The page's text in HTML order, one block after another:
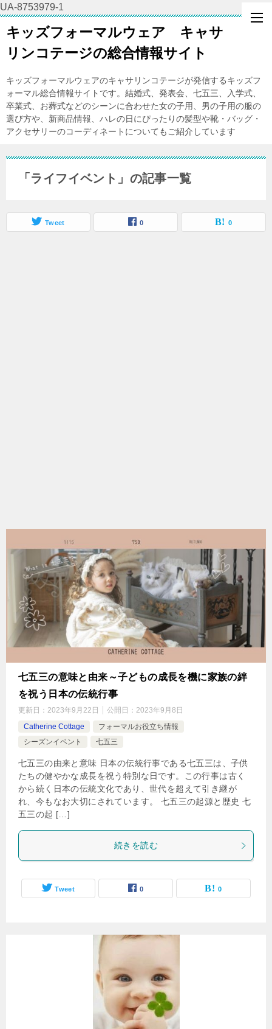
UA-8753979-1
キッズフォーマルウェア キャサ
リンコテージの総合情報サイト
キッズフォーマルウェアのキャサリンコテージが発信するキッズフ
ォーマル総合情報サイトです。結婚式、発表会、七五三、入学式、
卒業式、お葬式などのシーンに合わせた女の子用、男の子用の服の
選び方や、新商品情報、ハレの日にぴったりの髪型や靴・バッグ・
アクセサリーのコーディネートについてもご紹介しています
「ライフイベント」の記事一覧
Tweet 0 0
七五三の意味と由来～子どもの成長を機に家族の絆
を祝う日本の伝統行事
更新日： 2023年9月22日 公開日： 2023年9月8日
Catherine Cottage
フォーマルお役立ち情報
シーズンイベント
七五三
七五三の由来と意味 日本の伝統行事である七五三は、子供
たちの健やかな成長を祝う特別な日です。この行事は古く
から続く日本の伝統文化であり、世代を超えて引き継が
れ、今もなお大切にされています。 七五三の起源と歴史 七
五三の起 […]
続きを読む
Tweet 0 0